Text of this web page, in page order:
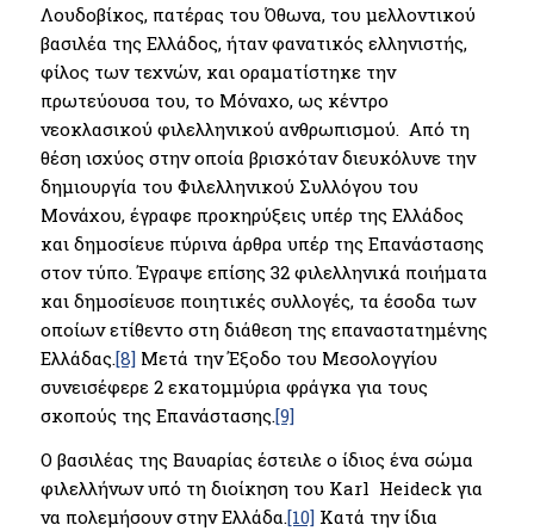
Λουδοβίκος, πατέρας του Όθωνα, του μελλοντικού
βασιλέα της Ελλάδος, ήταν φανατικός ελληνιστής,
φίλος των τεχνών, και οραματίστηκε την
πρωτεύουσα του, το Μόναχο, ως κέντρο
νεοκλασικού φιλελληνικού ανθρωπισμού. Από τη
θέση ισχύος στην οποία βρισκόταν διευκόλυνε την
δημιουργία του Φιλελληνικού Συλλόγου του
Μονάχου, έγραφε προκηρύξεις υπέρ της Ελλάδος
και δημοσίευε πύρινα άρθρα υπέρ της Επανάστασης
στον τύπο. Έγραψε επίσης 32 φιλελληνικά ποιήματα
και δημοσίευσε ποιητικές συλλογές, τα έσοδα των
οποίων ετίθεντο στη διάθεση της επαναστατημένης
Ελλάδας.[8]Μετά την Έξοδο του Μεσολογγίου
συνεισέφερε 2 εκατομμύρια φράγκα για τους
σκοπούς της Επανάστασης.[9]
Ο βασιλέας της Βαυαρίας έστειλε ο ίδιος ένα σώμα
φιλελλήνων υπό τη διοίκηση του Karl Heideck για
να πολεμήσουν στην Ελλάδα.[10]Κατά την ίδια